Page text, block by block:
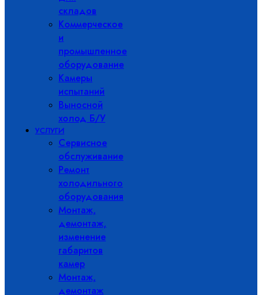
складов
Коммерческое
и
промышленное
оборудование
Камеры
испытаний
Выносной
холод Б/У
УСЛУГИ
Сервисное
обслуживание
Ремонт
холодильного
оборудования
Монтаж,
демонтаж,
изменение
габаритов
камер
Монтаж,
демонтаж